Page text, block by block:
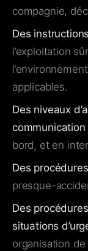
compagnie,
Des
l’exploitation
applicables.
Des niveaux
communication
bord, et en
Des
presque-
Des
situations
organisation de